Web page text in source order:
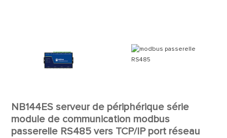
NB144ES serveur de périphérique série
module de communication modbus
passerelle RS485 vers TCP/IP port réseau